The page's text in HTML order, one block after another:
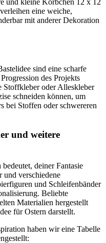
und kleine Körbchen 12 x 12
eine weiche,
mit anderer Dekoration
sind eine scharfe
des Projekts
Stoffkleber oder Alleskleber
schneiden können, um
bei Stoffen oder schwereren
und weitere
deiner Fantasie
und verschiedene
und Schleifenbänder
Beliebte
Materialien hergestellt
für Ostern darstellt.
haben wir eine Tabelle